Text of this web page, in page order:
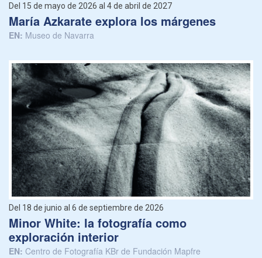
Del 15 de mayo de 2026 al 4 de abril de 2027
María Azkarate explora los márgenes
EN: Museo de Navarra
Del 18 de junio al 6 de septiembre de 2026
Minor White: la fotografía como
exploración interior
EN: Centro de Fotografía KBr de Fundación Mapfre